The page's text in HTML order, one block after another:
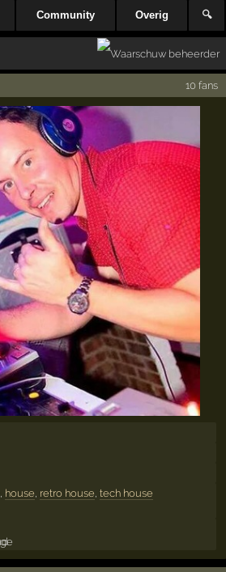
Community Overig 🔍
10 fans
house retro house tech house